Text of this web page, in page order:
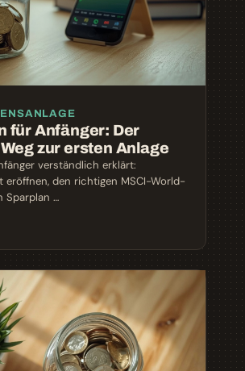
für Anfänger: Der
zur ersten Anlage
verständlich erklärt:
eröffnen, den richtigen MSCI-World-
Sparplan …